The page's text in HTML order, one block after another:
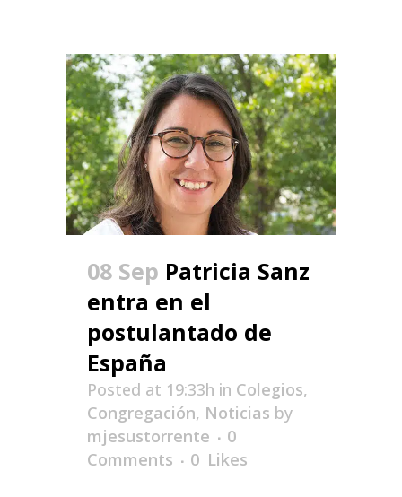
08 Sep Patricia Sanz
entra en el
postulantado de
España
Posted at 19:33h in Colegios,
Congregación, Noticias by
mjesustorrente
0
Comments
0 Likes